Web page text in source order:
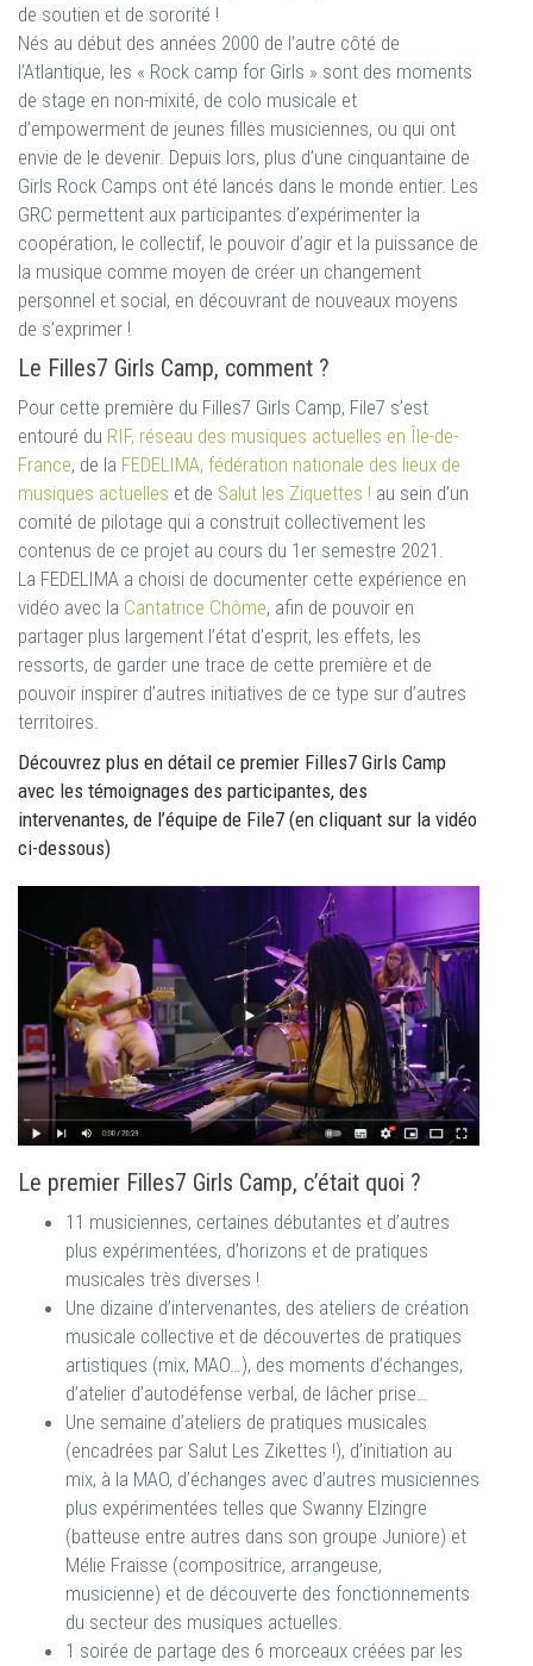
de soutien et de sororité !
Nés au début des années 2000 de l’autre côté de
l’Atlantique, les « Rock camp for Girls » sont des moments
de stage en non-mixité, de colo musicale et
d’empowerment de jeunes filles musiciennes, ou qui ont
envie de le devenir. Depuis lors, plus d’une cinquantaine de
Girls Rock Camps ont été lancés dans le monde entier. Les
GRC permettent aux participantes d’expérimenter la
coopération, le collectif, le pouvoir d’agir et la puissance de
la musique comme moyen de créer un changement
personnel et social, en découvrant de nouveaux moyens
de s’exprimer !
Le Filles7 Girls Camp, comment ?
Pour cette première du Filles7 Girls Camp, File7 s’est
entouré du RIF, réseau des musiques actuelles en Île-de-
France, de la FEDELIMA, fédération nationale des lieux de
musiques actuelles et de Salut les Ziquettes ! au sein d’un
comité de pilotage qui a construit collectivement les
contenus de ce projet au cours du 1er semestre 2021.
La FEDELIMA a choisi de documenter cette expérience en
vidéo avec la Cantatrice Chôme, afin de pouvoir en
partager plus largement l’état d’esprit, les effets, les
ressorts, de garder une trace de cette première et de
pouvoir inspirer d’autres initiatives de ce type sur d’autres
territoires.
Découvrez plus en détail ce premier Filles7 Girls Camp
avec les témoignages des participantes, des
intervenantes, de l’équipe de File7 (en cliquant sur la vidéo
ci-dessous)
Le premier Filles7 Girls Camp, c’était quoi ?
11 musiciennes, certaines débutantes et d’autres
plus expérimentées, d’horizons et de pratiques
musicales très diverses !
Une dizaine d’intervenantes, des ateliers de création
musicale collective et de découvertes de pratiques
artistiques (mix, MAO…), des moments d’échanges,
d’atelier d’autodéfense verbal, de lâcher prise…
Une semaine d’ateliers de pratiques musicales
(encadrées par Salut Les Zikettes !), d’initiation au
mix, à la MAO, d’échanges avec d’autres musiciennes
plus expérimentées telles que Swanny Elzingre
(batteuse entre autres dans son groupe Juniore) et
Mélie Fraisse (compositrice, arrangeuse,
musicienne) et de découverte des fonctionnements
du secteur des musiques actuelles.
1 soirée de partage des 6 morceaux créées par les